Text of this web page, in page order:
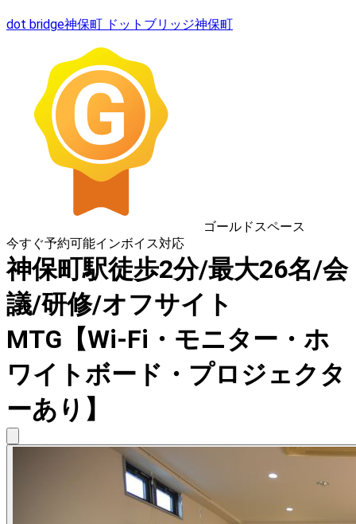
dot bridge神保町 ドットブリッジ神保町
ゴールドスペース
今すぐ予約可能インボイス対応
神保町駅徒歩2分/最大26名/会
議/研修/オフサイト
MTG【Wi-Fi・モニター・ホ
ワイトボード・プロジェクタ
ーあり】